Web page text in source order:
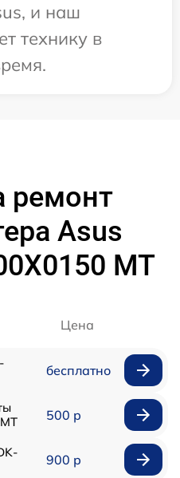
и наш
технику в
ремонт
Asus
MT
Цена
бесплатно
500 р
900 р